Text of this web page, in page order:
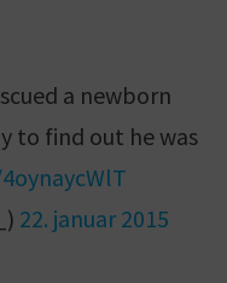
a newborn
to find out he was
22. januar 2015